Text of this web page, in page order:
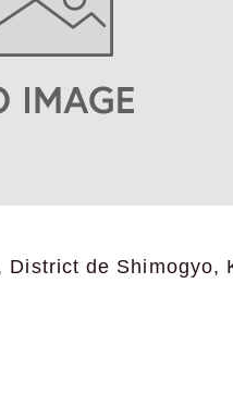
District de Shimogyo,